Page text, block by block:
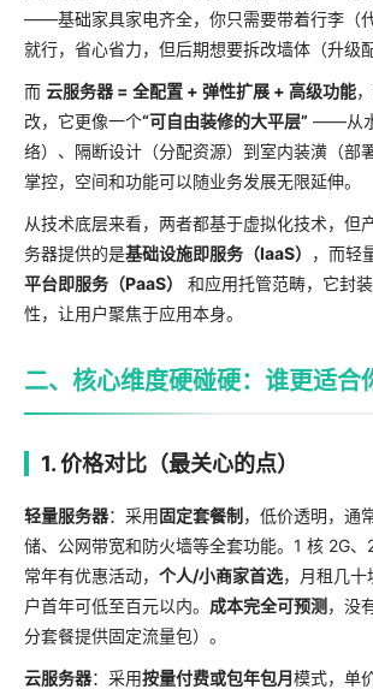
——基础家具家电齐全，你只需要带着行李（
就行，省心省力，但后期想要拆改墙体（升级
而 云服务器 = 全配置 + 弹性扩展 + 高级功能
改，它更像一个“可自由装修的大平层” ——从
络）、隔断设计（分配资源）到室内装潢（部
掌控，空间和功能可以随业务发展无限延伸。
从技术底层来看，两者都基于虚拟化技术，但
务器提供的是基础设施即服务（IaaS）
，而轻
平台即服务（PaaS）
和应用托管范畴，它封
性，让用户聚焦于应用本身。
二、核心维度硬碰硬：谁更适合
1. 价格对比（最关心的点）
轻量服务器：采用固定套餐制 ，低价透明，通
储、公网带宽和防火墙等全套功能。1 核 2G
常年有优惠活动， 个人/小商家首选，月租几十
户首年可低至百元以内。 成本完全可预测 ，没
分套餐提供固定流量包）。
云服务器：采用按量付费或包年包月模式，单